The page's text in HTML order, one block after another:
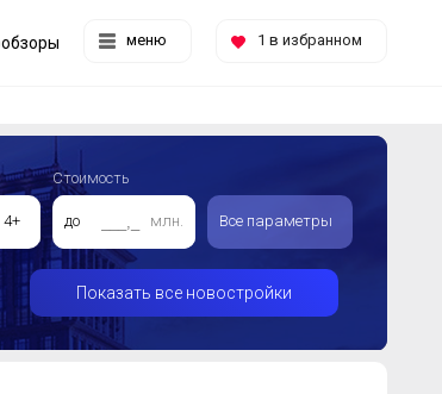
меню 1 в избранном
4+
Стоимость
до млн. Все параметры
Показать все новостройки